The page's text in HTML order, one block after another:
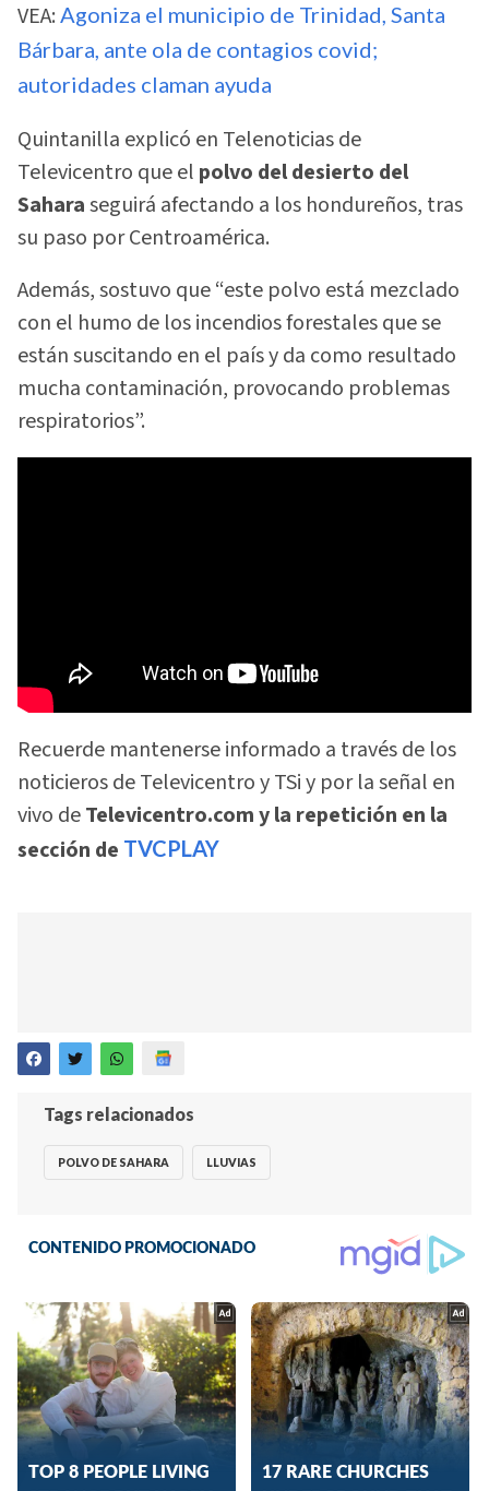
VEA: Agoniza el municipio de Trinidad, Santa
Bárbara, ante ola de contagios covid;
autoridades claman ayuda
Quintanilla explicó en Telenoticias de
Televicentro que el polvo del desierto del
Saharaseguirá afectando a los hondureños, tras
su paso por Centroamérica.
Además, sostuvo que “este polvo está mezclado
con el humo de los incendios forestales que se
están suscitando en el país y da como resultado
mucha contaminación, provocando problemas
respiratorios”.
Recuerde mantenerse informado a través de los
noticieros de Televicentro y TSi y por la señal en
vivo deTelevicentro.com y la repetición en la
sección de TVCPLAY
Tags relacionados
POLVO DE SAHARA LLUVIAS